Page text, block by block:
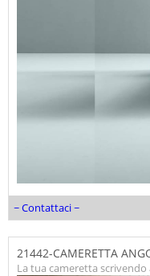
~ Contattaci ~
21442-CAMERETTA
La tua cameretta